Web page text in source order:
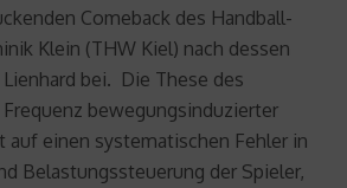
Comeback des Handball-
Klein (THW Kiel) nach dessen
bei. Die These des
bewegungsinduzierter
auf einen systematischen Fehler in
Belastungssteuerung der Spieler,